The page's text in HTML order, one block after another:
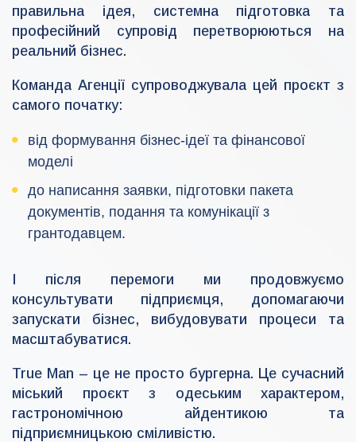
правильна ідея, системна підготовка та
професійний супровід перетворюються на
реальний бізнес.
Команда Агенції супроводжувала цей проєкт з
самого початку:
від формування бізнес-ідеї та фінансової
моделі
до написання заявки, підготовки пакета
документів, подання та комунікації з
грантодавцем.
І після перемоги ми продовжуємо
консультувати підприємця, допомагаючи
запускати бізнес, вибудовувати процеси та
масштабуватися.
True Man – це не просто бургерна. Це сучасний
міський проєкт з одеським характером,
гастрономічною айдентикою та
підприємницькою сміливістю.